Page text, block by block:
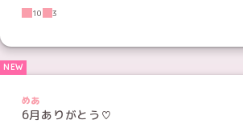
10
3
めあ
6月ありがとう♡